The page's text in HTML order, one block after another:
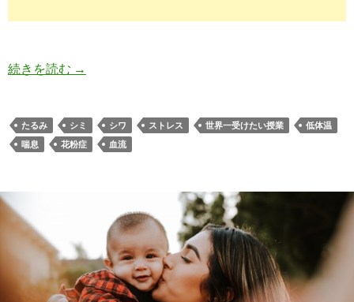
続きを読む 血流アップする血管ほぐしポカポカ体操のやり
→
たるみ シミ シワ ストレス 世界一受けたい授業
低体温
喘息
花粉症 血流